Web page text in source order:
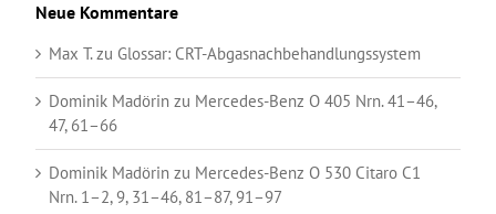
Neue Kommentare
Max T.zu Glossar: CRT-Abgasnachbehandlungssystem
Dominik Madörin zu Mercedes-Benz O 405 Nrn. 41–46,
47, 61–66
Dominik Madörin zu Mercedes-Benz O 530 Citaro C1
Nrn. 1–2, 9, 31–46, 81–87, 91–97